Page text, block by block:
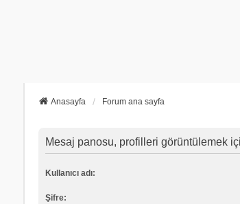
Anasayfa Forum ana sayfa
Mesaj panosu, profilleri görüntülemek
Kullanıcı adı:
Şifre: